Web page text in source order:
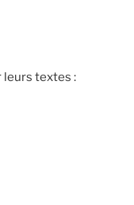
leurs textes :